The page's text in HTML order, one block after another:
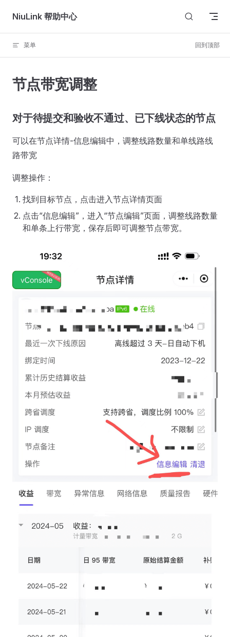
Skip to content
NiuLink 帮助中心
菜单 回到顶部
节点带宽调整
对于待提交和验收不通过、已下线状态的节点
可以在节点详情-信息编辑中，调整线路数量和单线路线
路带宽
调整操作：
找到目标节点，点击进入节点详情页面
点击“信息编辑”，进入“节点编辑”页面，调整线路数量
和单条上行带宽，保存后即可调整节点带宽。